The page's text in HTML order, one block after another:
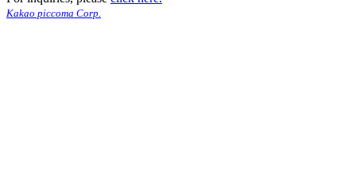
Kakao piccoma Corp.